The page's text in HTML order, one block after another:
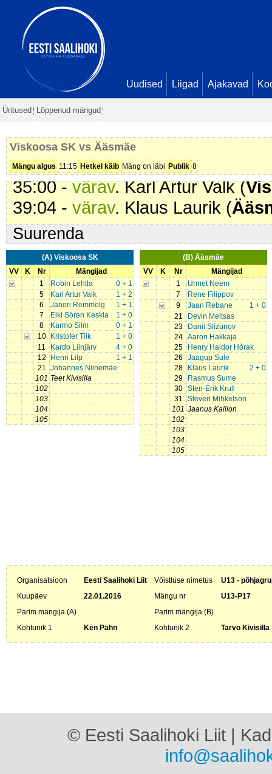
Uudised Liigad Ajakavad
Üritused Lõppenud mängud
Viskoosa SK vs Ääsmäe
Mängu algus 11:15 Hetkel käib Mäng on läbi Publik 8
Seis
5 - 1
24:39 -värav
6 - 1
25:57 - värav . Kardo Liinjärv (
1
32:19 -värav. Henri Lilp (
34:12 -omavärav. . Seis
35:00 -värav. Karl Artur Valk (
39:04 - värav. Klaus Laurik (
Suurenda
(A) Viskoosa SK
VV
K Nr
Mängijad
1
0 + 1
Robin Lehtla
5
1 + 2
Karl Artur Valk
6
1 + 1
Janori Remmelg
7
1 + 0
Eiki Sören Keskla
8
0 + 1
Karmo Silm
10
1 + 0
Kristofer Tiik
11
4 + 0
Kardo Liinjärv
12
1 + 1
Henri Lilp
21 Johannes Niinemäe
101 Teet Kivisilla
102
103
104
105
(B) Ääsmäe
VV
K Nr
Mängijad
1
Urmet Neem
7
Rene Filippov
9
1 + 0
Jaan Rebane
21
Devin Meltsas
23
Danil Slizunov
24
Aaron Hakkaja
25
Henry Haidor Hõrak
26
Jaagup Sule
28
2 + 0
Klaus Laurik
29
Rasmus Sume
30
Sten-Erik Krull
31
Steven Mihkelson
101 Jaanus Kallion
102
103
104
105
Organisatsioon Eesti Saalihoki Liit Võistluse nimetus
U13 -
Kuupäev
22.01.2016 Mängu nr
U13-P17
Parim mängija (A)
Parim mängija (B)
Kohtunik 1
Ken Pähn Kohtunik 2 Tarvo Kivisilla
© Eesti Saalihoki Liit |